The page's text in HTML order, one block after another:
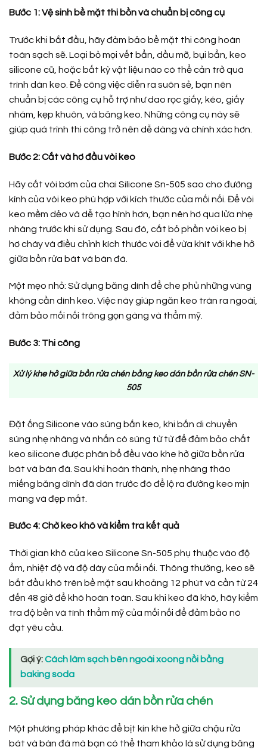
Bước 1: Vệ sinh bề mặt thi bồn và chuẩn bị công cụ
Trước khi bắt đầu, hãy đảm bảo bề mặt thi công hoàn
toàn sạch sẽ. Loại bỏ mọi vết bẩn, dầu mỡ, bụi bẩn, keo
silicone cũ, hoặc bất kỳ vật liệu nào có thể cản trở quá
trình dán keo. Để công việc diễn ra suôn sẻ, bạn nên
chuẩn bị các công cụ hỗ trợ như dao rọc giấy, kéo, giấy
nhám, kẹp khuôn, và băng keo. Những công cụ này sẽ
giúp quá trình thi công trở nên dễ dàng và chính xác hơn.
Bước 2: Cắt và hơ đầu vòi keo
Hãy cắt vòi bơm của chai Silicone Sn-505 sao cho đường
kính của vòi keo phù hợp với kích thước của mối nối. Để vòi
keo mềm dẻo và dễ tạo hình hơn, bạn nên hơ qua lửa nhẹ
nhàng trước khi sử dụng. Sau đó, cắt bỏ phần vòi keo bị
hơ cháy và điều chỉnh kích thước vòi để vừa khít với khe hở
giữa bồn rửa bát và bàn đá.
Một mẹo nhỏ: Sử dụng băng dính để che phủ những vùng
không cần dính keo. Việc này giúp ngăn keo tràn ra ngoài,
đảm bảo mối nối trông gọn gàng và thẩm mỹ.
Bước 3: Thi công
Xử lý khe hở giữa bồn rửa chén bằng keo dán bồn rửa chén SN-
505
Đặt ống Silicone vào súng bắn keo, khi bắn di chuyển
súng nhẹ nhàng và nhấn cò súng từ từ để đảm bảo chất
keo silicone được phân bổ đều vào khe hở giữa bồn rửa
bát và bàn đá. Sau khi hoàn thành, nhẹ nhàng tháo
miếng băng dính đã dán trước đó để lộ ra đường keo mịn
màng và đẹp mắt.
Bước 4: Chờ keo khô và kiểm tra kết quả
Thời gian khô của keo Silicone Sn-505 phụ thuộc vào độ
ẩm, nhiệt độ và độ dày của mối nối. Thông thường, keo sẽ
bắt đầu khô trên bề mặt sau khoảng 12 phút và cần từ 24
đến 48 giờ để khô hoàn toàn. Sau khi keo đã khô, hãy kiểm
tra độ bền và tính thẩm mỹ của mối nối để đảm bảo nó
đạt yêu cầu.
Gợi ý:Cách làm sạch bên ngoài xoong nồi bằng
baking soda
2. Sử dụng băng keo dán bồn rửa chén
Một phương pháp khác để bịt kín khe hở giữa chậu rửa
bát và bàn đá mà bạn có thể tham khảo là sử dụng băng